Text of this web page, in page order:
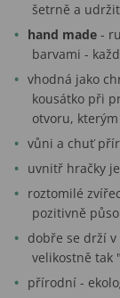
šetrně a
hand made -
barvami -
vhodná jako
kousátko při
otvoru,
vůni a chuť
uvnitř hračky
roztomilé
pozitivně
dobře se drží
velikostně tak
přírodní -